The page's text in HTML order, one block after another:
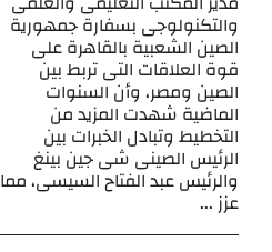
والتكنولوجى بسفارة جمهورية
الصين الشعبية بالقاهرة على
قوة العلاقات التى تربط بين
الصين ومصر، وأن السنوات
الماضية شهدت المزيد من
التخطيط وتبادل الخبرات بين
الرئيس الصينى شى جين بينغ
والرئيس عبد الفتاح السيسى، مما
عزز ...